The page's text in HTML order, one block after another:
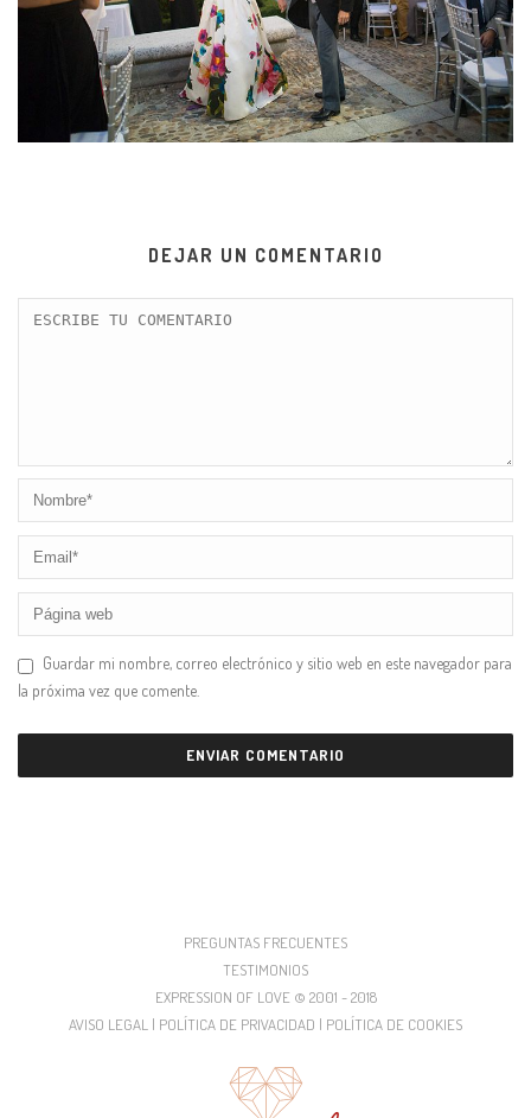
DEJAR UN COMENTARIO
Guardar mi nombre, correo electrónico y sitio web en este navegador para
la próxima vez que comente.
PREGUNTAS FRECUENTES
TESTIMONIOS
EXPRESSION OF LOVE © 2001 - 2018
AVISO LEGAL | POLÍTICA DE PRIVACIDAD | POLÍTICA DE COOKIES